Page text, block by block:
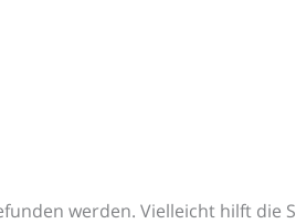
werden. Vielleicht hilft die